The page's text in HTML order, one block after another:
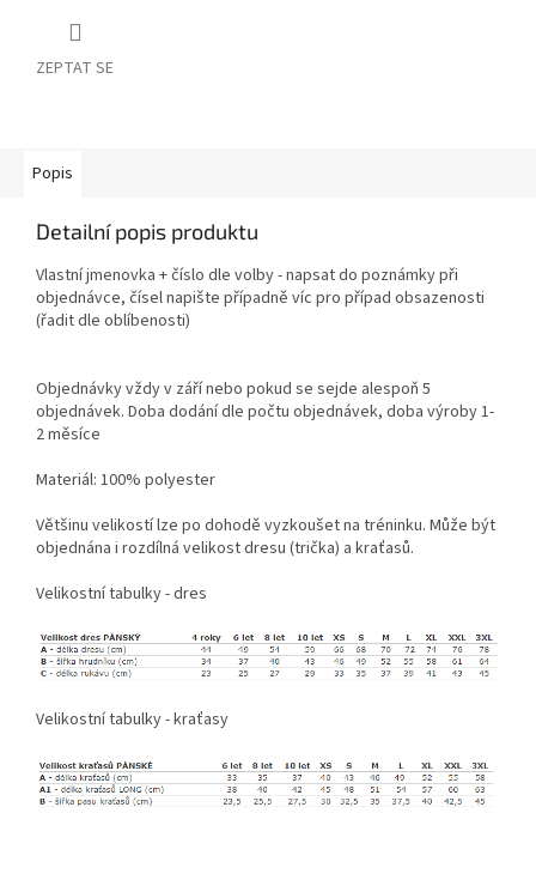
ZEPTAT SE
Popis
Detailní popis produktu
Vlastní jmenovka + číslo dle volby - napsat do poznámky při
objednávce, čísel napište případně víc pro případ obsazenosti
(řadit dle oblíbenosti)
Objednávky vždy v září nebo pokud se sejde alespoň 5
objednávek. Doba dodání dle počtu objednávek, doba výroby 1-
2 měsíce
Materiál: 100% polyester
Většinu velikostí lze po dohodě vyzkoušet na tréninku. Může být
objednána i rozdílná velikost dresu (trička) a kraťasů.
Velikostní tabulky - dres
Velikostní tabulky - kraťasy